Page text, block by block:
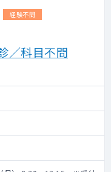
経験不問
／科目不問